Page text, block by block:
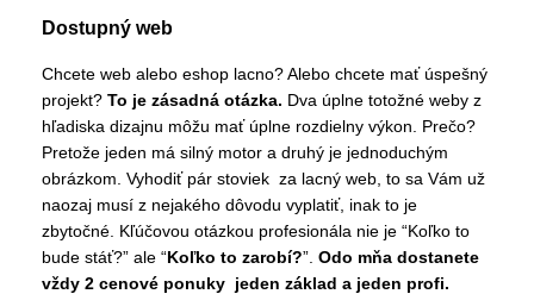
Dostupný web
Chcete web alebo eshop lacno? Alebo chcete mať úspešný
projekt? To je zásadná otázka. Dva úplne totožné weby z
hľadiska dizajnu môžu mať úplne rozdielny výkon. Prečo?
Pretože jeden má silný motor a druhý je jednoduchým
obrázkom. Vyhodiť pár stoviek za lacný web, to sa Vám už
naozaj musí z nejakého dôvodu vyplatiť, inak to je
zbytočné. Kľúčovou otázkou profesionála nie je “Koľko to
bude stáť?” ale “Koľko to zarobí?”. Odo mňa dostanete
vždy 2 cenové ponuky jeden základ a jeden profi.